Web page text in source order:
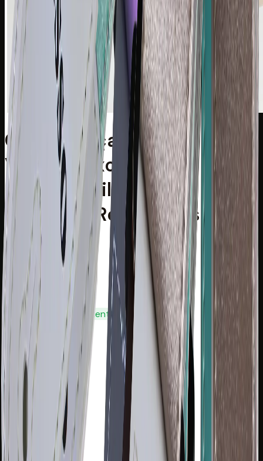
Correia Alça Guitarra
Violão Baixo Basso
Sintético Silver Metal
Ponteiras Reforçadas PL
123
R$ 78,90
Cor:
Silver
Disponível imediatamente